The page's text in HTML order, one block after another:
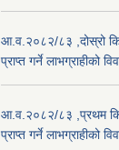
आ.व.२०८२/८३ ,दोस्रो
प्राप्त गर्ने लाभग्राहीको
आ.व.२०८२/८३ ,प्रथम
प्राप्त गर्ने लाभग्राहीको